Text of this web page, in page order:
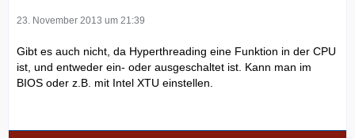
23. November 2013 um 21:39
Gibt es auch nicht, da Hyperthreading eine Funktion in der CPU
ist, und entweder ein- oder ausgeschaltet ist. Kann man im
BIOS oder z.B. mit Intel XTU einstellen.